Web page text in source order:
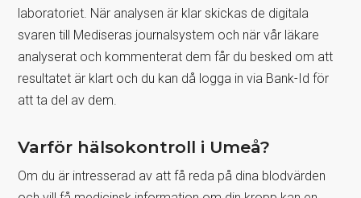
laboratoriet. När analysen är klar skickas de digitala
svaren till Mediseras journalsystem och när vår läkare
analyserat och kommenterat dem får du besked om att
resultatet är klart och du kan då logga in via Bank-Id för
att ta del av dem.
Varför hälsokontroll i Umeå?
Om du är intresserad av att få reda på dina blodvärden